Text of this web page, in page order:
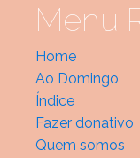
Menu
Home
Ao Domingo
Índice
Fazer donativo
Quem somos